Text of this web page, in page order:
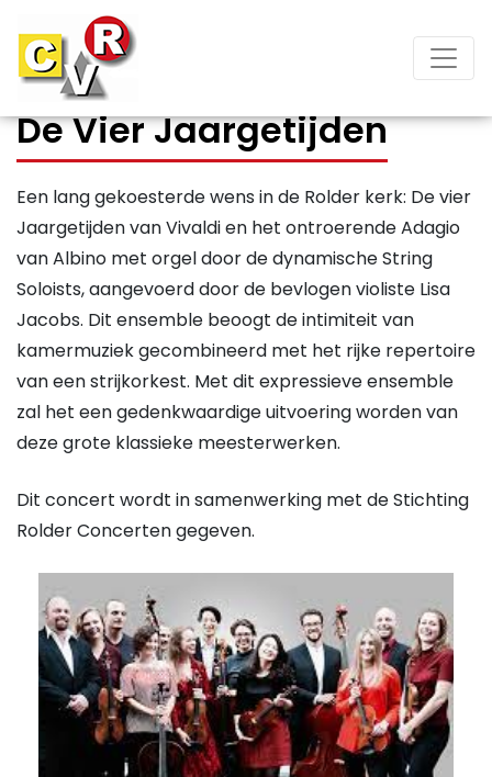
De Vier Jaargetijden
Een lang gekoesterde wens in de Rolder kerk: De vier
Jaargetijden van Vivaldi en het ontroerende Adagio
van Albino met orgel door de dynamische String
Soloists, aangevoerd door de bevlogen violiste Lisa
Jacobs. Dit ensemble beoogt de intimiteit van
kamermuziek gecombineerd met het rijke repertoire
van een strijkorkest. Met dit expressieve ensemble
zal het een gedenkwaardige uitvoering worden van
deze grote klassieke meesterwerken.
Dit concert wordt in samenwerking met de Stichting
Rolder Concerten gegeven.